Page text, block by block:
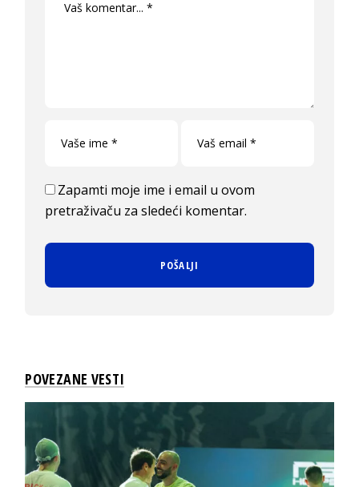
Zapamti moje ime i email u ovom
pretraživaču za sledeći komentar.
POVEZANE VESTI